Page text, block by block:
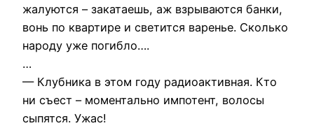
жалуются – закатаешь, аж взрываются банки,
вонь по квартире и светится варенье. Сколько
народу уже погибло….
…
— Клубника в этом году радиоактивная. Кто
ни съест – моментально импотент, волосы
сыпятся. Ужас!